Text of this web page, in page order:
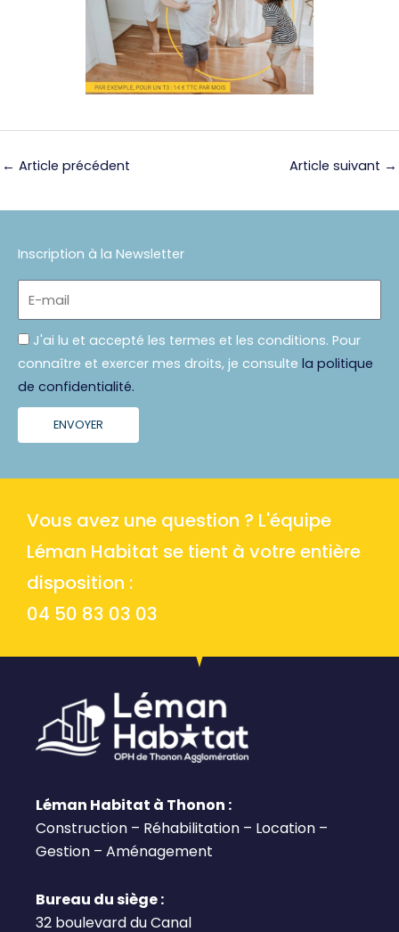
← Article précédent Article suivant →
Inscription à la Newsletter
Politique
J'ai lu et accepté les termes et les conditions. Pour
connaître et exercer mes droits, je consulte la politique
de confidentialité.
ENVOYER
Vous avez une question ? L'équipe
Léman Habitat se tient à votre entière
disposition :
04 50 83 03 03
Léman Habitat à Thonon :
Construction – Réhabilitation – Location –
Gestion – Aménagement
Bureau du siège :
32 boulevard du Canal